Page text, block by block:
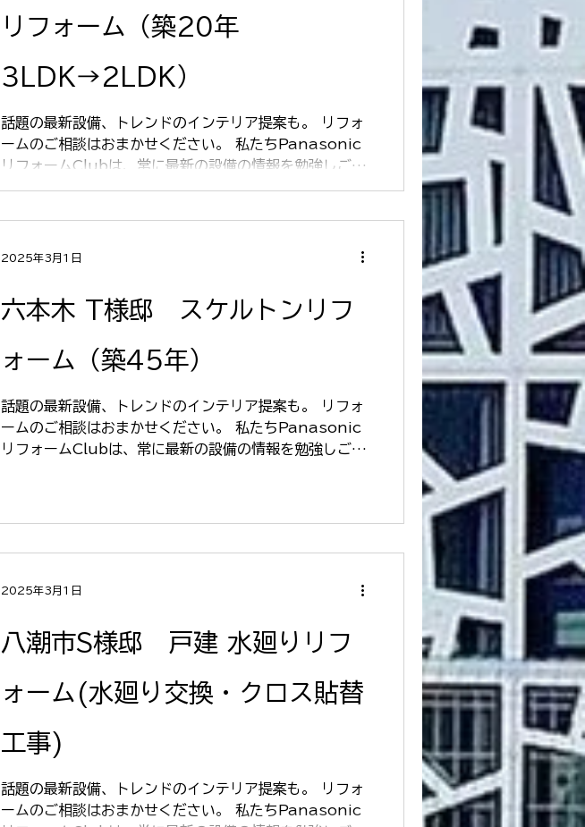
リフォーム（築20年
3LDK→2LDK）
話題の最新設備、トレンドのインテリア提案も。 リフォ
ームのご相談はおまかせください。 私たちPanasonic
リフォームClubは、常に最新の設備の情報を勉強しご提
六本木 T様邸 スケルトンリフ
ォーム（築45年）
話題の最新設備、トレンドのインテリア提案も。 リフォ
ームのご相談はおまかせください。 私たちPanasonic
リフォームClubは、常に最新の設備の情報を勉強しご提
2025年3月1日
八潮市S様邸 戸建 水廻りリフ
ォーム(水廻り交換・クロス貼替
工事)
話題の最新設備、トレンドのインテリア提案も。 リフォ
ームのご相談はおまかせください。 私たちPanasonic
2025年3月1日